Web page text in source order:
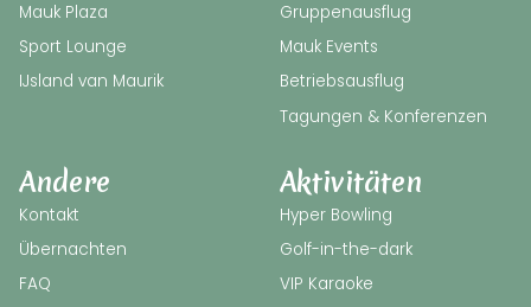
Aktivitäten
Hyper Bowling
Golf-in-the-dark
VIP Karaoke
Mauk Plaza
Sport Lounge
IJsland van Maurik
Gruppenausflug
Mauk Events
Betriebsausflug
Tagungen & Konferenzen
Andere
Kontakt
Übernachten
FAQ